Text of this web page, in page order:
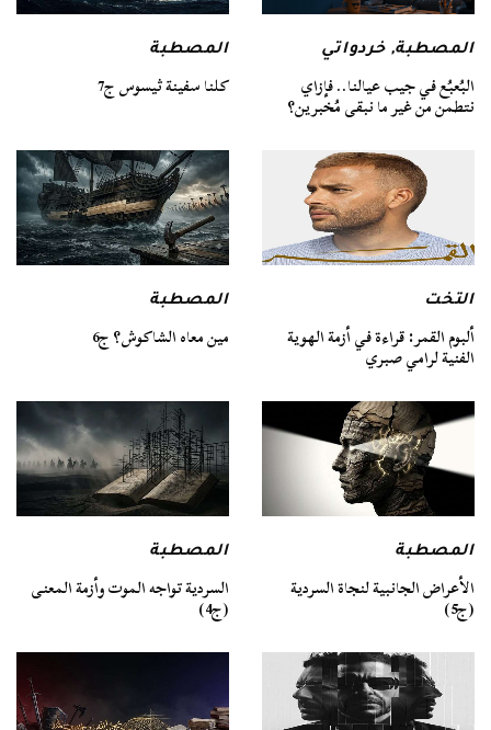
المصطبة,خردواتي
البُعبُع في جيب عيالنا.. فإزاي
نتطمن من غير ما نبقى مُخبرين؟
المصطبة
كلنا سفينة ثيسوس ج7
التخت
ألبوم القمر: قراءة في أزمة الهوية
الفنية لرامي صبري
المصطبة
مين معاه الشاكوش؟ ج6
المصطبة
الأعراض الجانبية لنجاة السردية
(ج5)
المصطبة
السردية تواجه الموت وأزمة المعنى
(ج4)